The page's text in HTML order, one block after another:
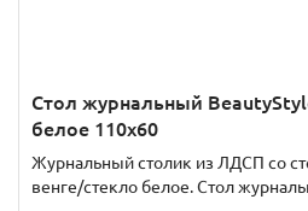
Стол журнальный
белое 110x60
Журнальный столик из ЛДСП со
венге/стекло белое. Стол